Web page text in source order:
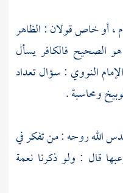
، أو خاص قولان : الظاهر
الصحيح فالكافر يسأل
النووي : سؤال تعداد
ومحاسبة .
الله روحه : من تفكر في
قال : ولو ذكرنا نعمة